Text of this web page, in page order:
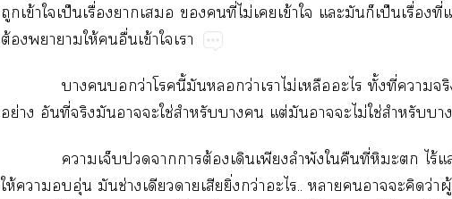
​ข้​​ป็​ื่​​​​​ี่​ไม่​​ข้​​​​​ป็​ื่​ี่​
ต้​​ให้​​ื่​ข้​​
​​​ว่​​ี้​​​ว่​​ไม่​​​ั้​ี่​
ย่​​ี่​​​​​ใช่​​​​ต่​​​​ไม่​ใช่​
​​​​​ต้​​​​​​​ี่​​​ไ
ให้​​​ุ่​​ช่​​​​ิ่​ว่​..​​​​​​ว่